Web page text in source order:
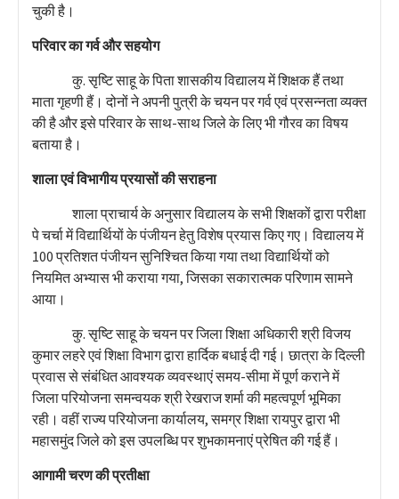
चुकी है।
परिवार का गर्व और सहयोग
कु. सृष्टि साहू के पिता शासकीय विद्यालय में शिक्षक हैं तथा
माता गृहणी हैं। दोनों ने अपनी पुत्री के चयन पर गर्व एवं प्रसन्नता व्यक्त
की है और इसे परिवार के साथ-साथ जिले के लिए भी गौरव का विषय
बताया है।
शाला एवं विभागीय प्रयासों की सराहना
शाला प्राचार्य के अनुसार विद्यालय के सभी शिक्षकों द्वारा परीक्षा
पे चर्चा में विद्यार्थियों के पंजीयन हेतु विशेष प्रयास किए गए। विद्यालय में
100 प्रतिशत पंजीयन सुनिश्चित किया गया तथा विद्यार्थियों को
नियमित अभ्यास भी कराया गया, जिसका सकारात्मक परिणाम सामने
आया।
कु. सृष्टि साहू के चयन पर जिला शिक्षा अधिकारी श्री विजय
कुमार लहरे एवं शिक्षा विभाग द्वारा हार्दिक बधाई दी गई। छात्रा के दिल्ली
प्रवास से संबंधित आवश्यक व्यवस्थाएं समय-सीमा में पूर्ण कराने में
जिला परियोजना समन्वयक श्री रेखराज शर्मा की महत्वपूर्ण भूमिका
रही। वहीं राज्य परियोजना कार्यालय, समग्र शिक्षा रायपुर द्वारा भी
महासमुंद जिले को इस उपलब्धि पर शुभकामनाएं प्रेषित की गई हैं।
आगामी चरण की प्रतीक्षा